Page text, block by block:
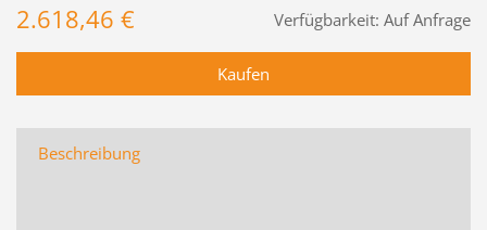
Verfügbarkeit: Auf Anfrage
2.618,46 €
Beschreibung